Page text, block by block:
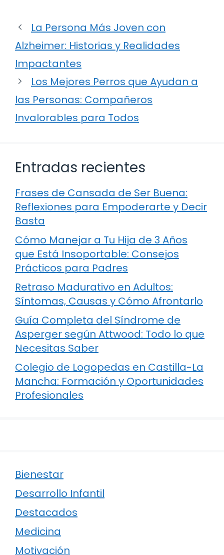
La Persona Más Joven con
Alzheimer: Historias y Realidades
Impactantes
Los Mejores Perros que Ayudan a
las Personas: Compañeros
Invalorables para Todos
Entradas recientes
Frases de Cansada de Ser Buena:
Reflexiones para Empoderarte y Decir
Basta
Cómo Manejar a Tu Hija de 3 Años
que Está Insoportable: Consejos
Prácticos para Padres
Retraso Madurativo en Adultos:
Síntomas, Causas y Cómo Afrontarlo
Guía Completa del Síndrome de
Asperger según Attwood: Todo lo que
Necesitas Saber
Colegio de Logopedas en Castilla-La
Mancha: Formación y Oportunidades
Profesionales
Bienestar
Desarrollo Infantil
Destacados
Medicina
Motivación